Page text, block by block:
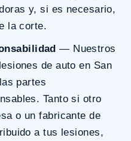
y, si es necesario,
la corte.
— Nuestros
de auto en San
partes
Tanto si otro
o un fabricante de
a tus lesiones,